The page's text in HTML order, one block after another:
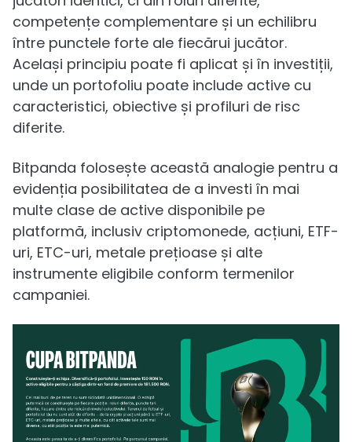
competențe complementare și un echilibru
între punctele forte ale fiecărui jucător.
Același principiu poate fi aplicat și în investiții,
unde un portofoliu poate include active cu
caracteristici, obiective și profiluri de risc
diferite.
Bitpanda folosește această analogie pentru a
evidenția posibilitatea de a investi în mai
multe clase de active disponibile pe
platformă, inclusiv criptomonede, acțiuni, ETF-
uri, ETC-uri, metale prețioase și alte
instrumente eligibile conform termenilor
campaniei.